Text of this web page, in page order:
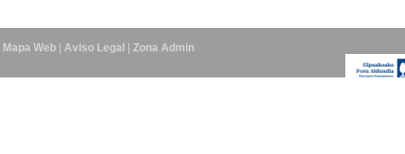
Mapa Web| Aviso Legal| Zona Admin